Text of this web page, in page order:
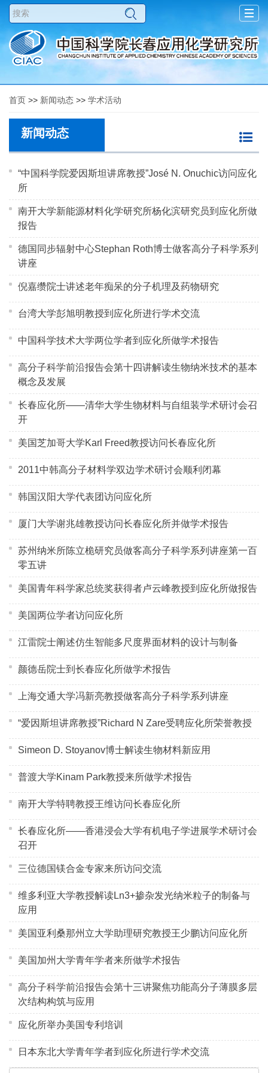
首页 >> 新闻动态 >> 学术活动
新闻动态
“中国科学院爱因斯坦讲席教授”José N. Onuchic访问应化
所
南开大学新能源材料化学研究所杨化滨研究员到应化所做
报告
德国同步辐射中心Stephan Roth博士做客高分子科学系列
讲座
倪嘉缵院士讲述老年痴呆的分子机理及药物研究
台湾大学彭旭明教授到应化所进行学术交流
中国科学技术大学两位学者到应化所做学术报告
高分子科学前沿报告会第十四讲解读生物纳米技术的基本
概念及发展
长春应化所——清华大学生物材料与自组装学术研讨会召
开
美国芝加哥大学Karl Freed教授访问长春应化所
2011中韩高分子材料学双边学术研讨会顺利闭幕
韩国汉阳大学代表团访问应化所
厦门大学谢兆雄教授访问长春应化所并做学术报告
苏州纳米所陈立桅研究员做客高分子科学系列讲座第一百
零五讲
美国青年科学家总统奖获得者卢云峰教授到应化所做报告
美国两位学者访问应化所
江雷院士阐述仿生智能多尺度界面材料的设计与制备
颜德岳院士到长春应化所做学术报告
上海交通大学冯新亮教授做客高分子科学系列讲座
“爱因斯坦讲席教授”Richard N Zare受聘应化所荣誉教授
Simeon D. Stoyanov博士解读生物材料新应用
普渡大学Kinam Park教授来所做学术报告
南开大学特聘教授王维访问长春应化所
长春应化所——香港浸会大学有机电子学进展学术研讨会
召开
三位德国镁合金专家来所访问交流
维多利亚大学教授解读Ln3+掺杂发光纳米粒子的制备与
应用
美国亚利桑那州立大学助理研究教授王少鹏访问应化所
美国加州大学青年学者来所做学术报告
高分子科学前沿报告会第十三讲聚焦功能高分子薄膜多层
次结构构筑与应用
应化所举办美国专利培训
日本东北大学青年学者到应化所进行学术交流